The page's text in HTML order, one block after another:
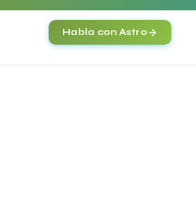
Habla con Astro